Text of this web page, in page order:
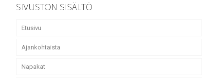
SIVUSTON SISÄLTÖ
Etusivu
Ajankohtaista
Napakat